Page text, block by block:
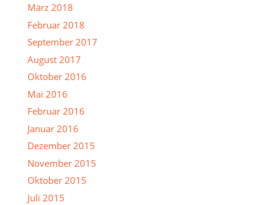
März 2018
Februar 2018
September 2017
August 2017
Oktober 2016
Mai 2016
Februar 2016
Januar 2016
Dezember 2015
November 2015
Oktober 2015
Juli 2015